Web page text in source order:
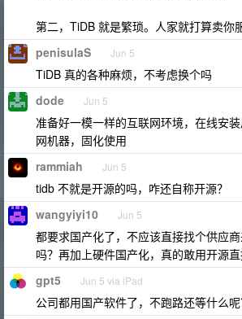
第二，TiDB 就是繁琐。人家就打算卖你
penisulaS Jun 5
TiDB 真的各种麻烦，不考虑换个吗
dode Jun 5
准备好一模一样的互联网环境，在线安
网机器，固化使用
rammiah Jun 5
tidb 不就是开源的吗，咋还自称开源？
wangyiyi10 Jun 5
都要求国产化了，不应该直接找个供应
吗？再加上硬件国产化，真的敢用开源直
gpt5 Jun 5 via iPad
公司都用国产软件了，不跑路还等什么